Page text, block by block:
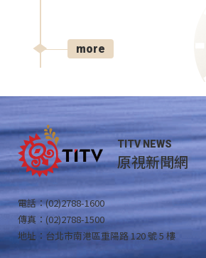
more
TITV NEWS
原視新聞網
電話：(02)2788-1600
傳真：(02)2788-1500
地址：台北市南港區重陽路 120 號 5 樓